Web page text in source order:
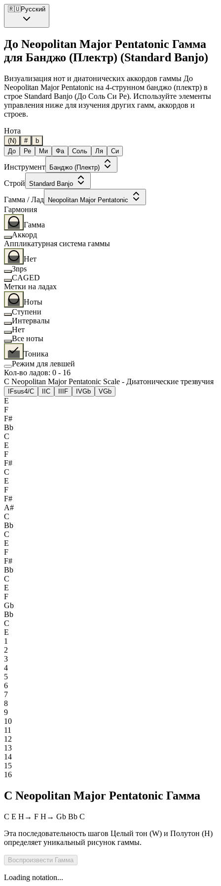
🇷🇺Русский
До Neopolitan Major Pentatonic Гамма
для Банджо (Плектр) (Standard Banjo)
Визуализация нот и диатонических аккордов гаммы До
Neopolitan Major Pentatonic на 4-струнном банджо (плектр) в
строе Standard Banjo (До Соль Си Ре). Используйте элементы
управления ниже для изучения других гамм, аккордов и
строев.
Нота
(N) #
b
До
Ре Ми Фа Соль Ля Си
Инструмент Банджо (Плектр)
Строй Standard Banjo
Гамма / Лад Neopolitan Major Pentatonic
Гармония
Гамма
Аккорд
Аппликатурная система гаммы
Нет
3nps
CAGED
Метки на ладах
Ноты
Ступени
Интервалы
Нет
Все ноты
Тоника
Режим для левшей
Кол-во ладов: 0 - 16
C Neopolitan Major Pentatonic Scale - Диатонические трезвучия
Fsus4/C C F IVGb VGb
E
F
F#
Bb
C
E
F
F#
C
E
F
F#
A#
C
Bb
C
E
F
F#
Bb
C
E
F
Gb
Bb
C
E
1
2
3
4
5
6
7
8
9
10
11
12
13
14
15
16
C Neopolitan Major Pentatonic Гамма
C E H → F H → Gb Bb C
Эта последовательность шагов Целый тон (W) и Полутон (H)
определяет уникальный рисунок гаммы.
Воспроизвести Гамма
Loading notation...